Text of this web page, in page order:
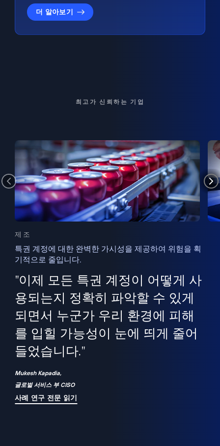
더 알아보기
최고가 신뢰하는 기업
제조
특권 계정에 대한 완벽한 가시성을 제공하여 위험을 획
기적으로 줄입니다.
"이제 모든 특권 계정이 어떻게 사
용되는지 정확히 파악할 수 있게
되면서 누군가 우리 환경에 피해
를 입힐 가능성이 눈에 띄게 줄어
들었습니다."
Mukesh Kapadia,
글로벌 서비스 부 CISO
사례 연구 전문 읽기